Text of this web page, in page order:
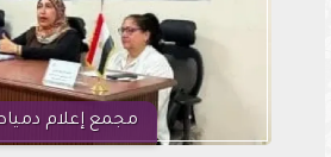
مجمع إعلام